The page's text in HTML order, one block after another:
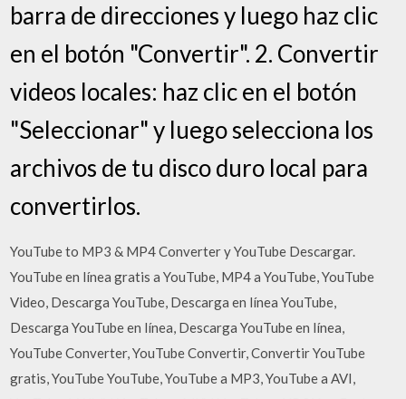
barra de direcciones y luego haz clic
en el botón "Convertir". 2. Convertir
videos locales: haz clic en el botón
"Seleccionar" y luego selecciona los
archivos de tu disco duro local para
convertirlos.
YouTube to MP3 & MP4 Converter y YouTube Descargar.
YouTube en línea gratis a YouTube, MP4 a YouTube, YouTube
Video, Descarga YouTube, Descarga en línea YouTube,
Descarga YouTube en línea, Descarga YouTube en línea,
YouTube Converter, YouTube Convertir, Convertir YouTube
gratis, YouTube YouTube, YouTube a MP3, YouTube a AVI,